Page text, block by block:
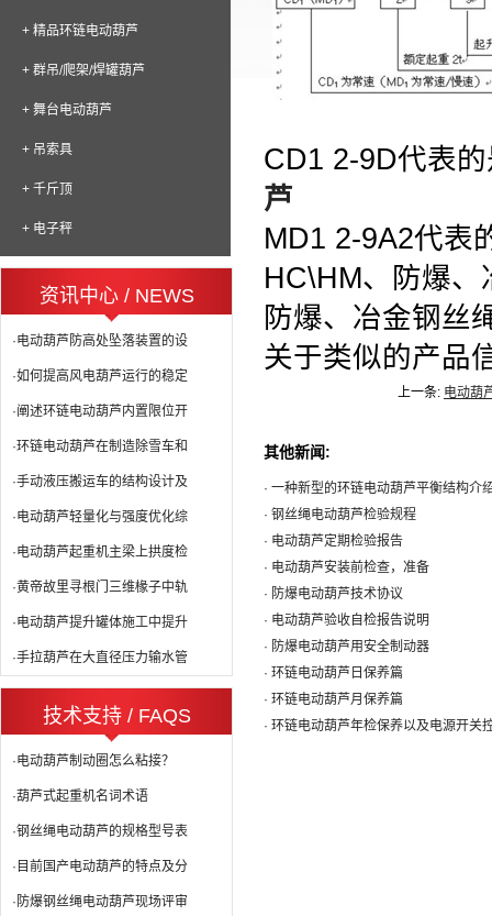
+ 精品环链电动葫芦
+ 群吊/爬架/焊罐葫芦
+ 舞台电动葫芦
+ 吊索具
+ 千斤顶
+ 电子秤
资讯中心 / NEWS
·电动葫芦防高处坠落装置的设
·如何提高风电葫芦运行的稳定
·阐述环链电动葫芦内置限位开
·环链电动葫芦在制造除雪车和
·手动液压搬运车的结构设计及
·电动葫芦轻量化与强度优化综
·电动葫芦起重机主梁上拱度检
·黄帝故里寻根门三维椽子中轨
·电动葫芦提升罐体施工中提升
·手拉葫芦在大直径压力输水管
技术支持 / FAQS
·电动葫芦制动圈怎么粘接？
·葫芦式起重机名词术语
·钢丝绳电动葫芦的规格型号表
·目前国产电动葫芦的特点及分
·防爆钢丝绳电动葫芦现场评审
CD1 2-9D代表
芦
MD1 2-9A2代表
HC\HM、防爆、
防爆、冶金钢丝
关于类似的产品
上一条: 电动葫
其他新闻:
· 一种新型的环链电动葫芦平衡结构介
· 钢丝绳电动葫芦检验规程
· 电动葫芦定期检验报告
· 电动葫芦安装前检查，准备
· 防爆电动葫芦技术协议
· 电动葫芦验收自检报告说明
· 防爆电动葫芦用安全制动器
· 环链电动葫芦日保养篇
· 环链电动葫芦月保养篇
· 环链电动葫芦年检保养以及电源开关